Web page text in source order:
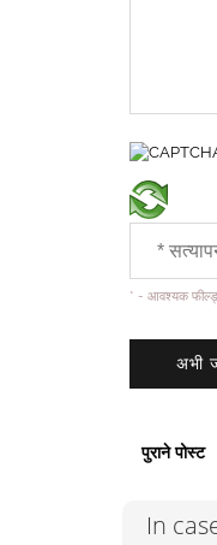
* - आवश्यक
पुराने पोस्ट
In